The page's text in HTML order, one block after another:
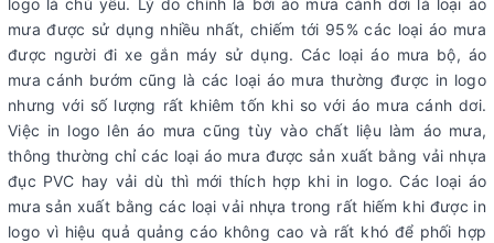
logo là chủ yếu. Lý do chính là bởi áo mưa cánh dơi là loại áo
mưa được sử dụng nhiều nhất, chiếm tới 95% các loại áo mưa
được người đi xe gắn máy sử dụng. Các loại áo mưa bộ, áo
mưa cánh bướm cũng là các loại áo mưa thường được in logo
nhưng với số lượng rất khiêm tốn khi so với áo mưa cánh dơi.
Việc in logo lên áo mưa cũng tùy vào chất liệu làm áo mưa,
thông thường chỉ các loại áo mưa được sản xuất bằng vải nhựa
đục PVC hay vải dù thì mới thích hợp khi in logo. Các loại áo
mưa sản xuất bằng các loại vải nhựa trong rất hiếm khi được in
logo vì hiệu quả quảng cáo không cao và rất khó để phối hợp